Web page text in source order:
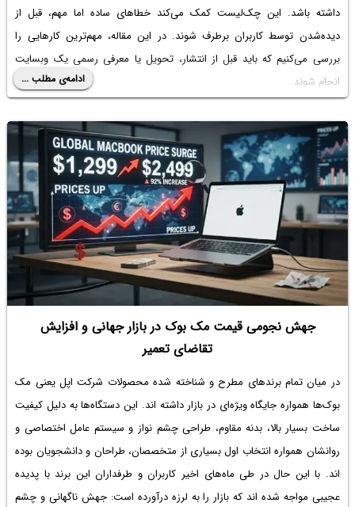
داشته باشد. این چک‌لیست کمک می‌کند خطاهای ساده اما مهم، قبل از
دیده‌شدن توسط کاربران برطرف شوند. در این مقاله، مهم‌ترین کارهایی را
بررسی می‌کنیم که باید قبل از انتشار، تحویل یا معرفی رسمی یک وبسایت
انجام شوند.
ادامه‌ی مطلب ...
جهش نجومی قیمت مک بوک در بازار جهانی و افزایش
تقاضای تعمیر
در میان تمام برندهای مطرح و شناخته شده محصولات شرکت اپل یعنی مک
بوک‌ها همواره جایگاه ویژه‌ای در بازار داشته اند. این دستگاه‌ها به دلیل کیفیت
ساخت بسیار بالا، بدنه مقاوم، طراحی چشم نواز و سیستم عامل اختصاصی و
روانشان همواره انتخاب اول بسیاری از متخصصان، طراحان و دانشجویان بوده
اند. با این حال در طی ماه‌های اخیر کاربران و طرفداران این برند با پدیده
عجیبی مواجه شده اند که بازار را به لرزه درآورده است: جهش ناگهانی و چشم